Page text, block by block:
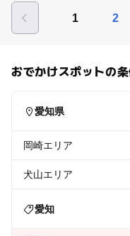
1 2
おでかけスポットの
愛知県
岡崎エリア
犬山エリア
愛知